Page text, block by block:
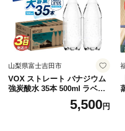
山梨県富士吉田市
VOX ストレート バナジウム
強炭酸水 35本 500ml ラベル
レス【富士吉田市限定カート
5,500円